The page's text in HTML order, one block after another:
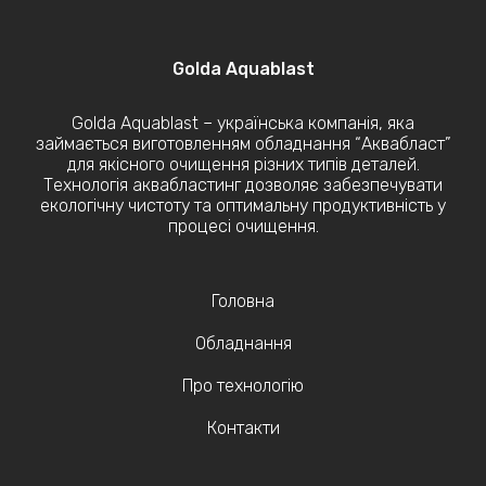
Golda Aquablast
Golda Aquablast – українська компанія, яка
займається виготовленням обладнання “Аквабласт”
для якісного очищення різних типів деталей.
Технологія аквабластинг дозволяє забезпечувати
екологічну чистоту та оптимальну продуктивність у
процесі очищення.
Головна
Обладнання
Про технологію
Контакти